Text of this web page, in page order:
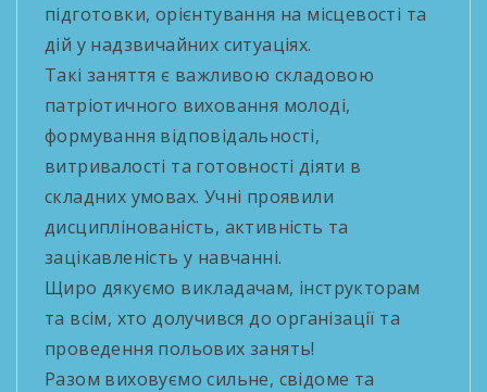
підготовки, орієнтування на місцевості та
дій у надзвичайних ситуаціях.
Такі заняття є важливою складовою
патріотичного виховання молоді,
формування відповідальності,
витривалості та готовності діяти в
складних умовах. Учні проявили
дисциплінованість, активність та
зацікавленість у навчанні.
Щиро дякуємо викладачам, інструкторам
та всім, хто долучився до організації та
проведення польових занять!
Разом виховуємо сильне, свідоме та